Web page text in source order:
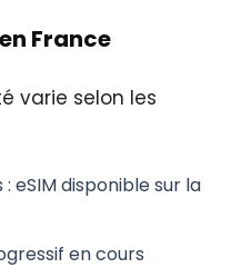
France
varie selon les
: eSIM disponible sur la
en cours